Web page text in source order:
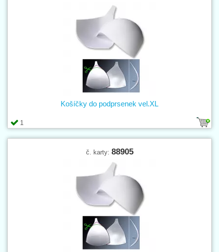
1
Košíčky do podprsenek vel.XL
č. karty: 88905